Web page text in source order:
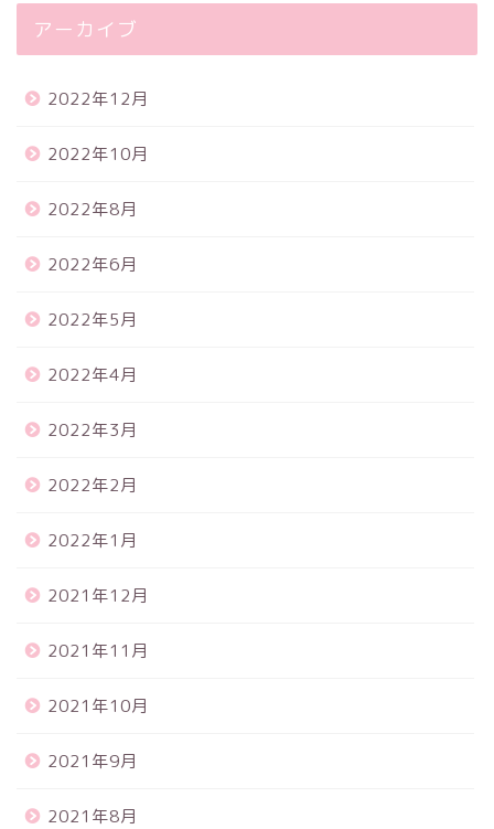
アーカイブ
2022年12月
2022年10月
2022年8月
2022年6月
2022年5月
2022年4月
2022年3月
2022年2月
2022年1月
2021年12月
2021年11月
2021年10月
2021年9月
2021年8月